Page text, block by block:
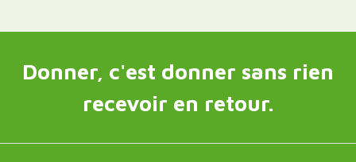
Donner, c'est donner sans rien
recevoir en retour.